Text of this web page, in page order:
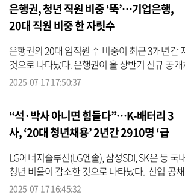
은행권, 청년 직원 비중 ‘뚝’…기업은행,
20대 직원 비중 한 자릿수
은행권의 20대 임직원 수 비중이 최근 3개년간
것으로 나타났다. 은행권이 올 상반기 신규 공
비 절반으로 줄인 가운데, 기존에 있던 직원들의
2025-07-17 17:50:37
“석·박사 아니면 힘들다”…K-배터리 3
사, ‘20대 청년채용’ 2년간 2910명 ‘급
LG에너지솔루션(LG엔솔), 삼성SDI, SK온 등 국
청년 비율이 감소한 것으로 나타났다. 신입 공
수시 채용도 전문성을 갖춘 석·박사급 차지가 되
2025-07-17 16:45:32